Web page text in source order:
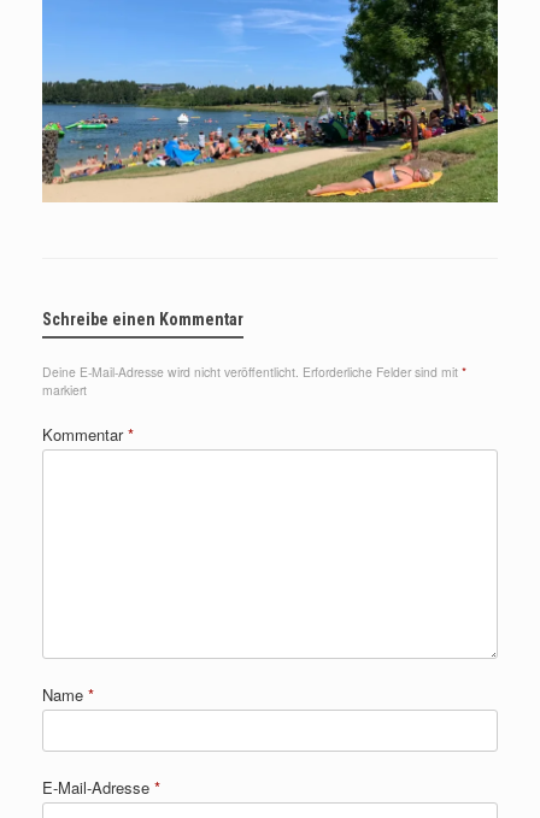
Schreibe einen Kommentar
Deine E-Mail-Adresse wird nicht veröffentlicht. Erforderliche Felder sind mit *
markiert
Kommentar*
Name *
E-Mail-Adresse *